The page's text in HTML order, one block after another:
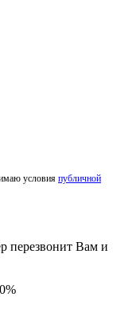
условия публичной
перезвонит Вам и